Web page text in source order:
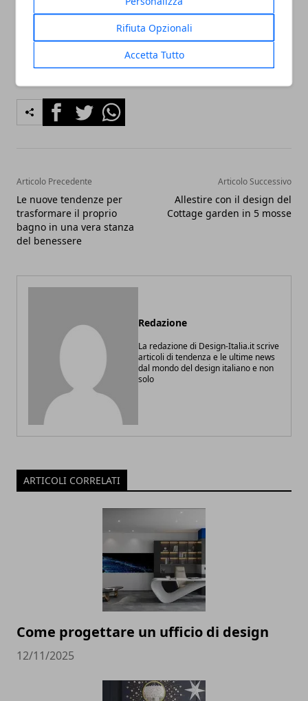
Rifiuta Opzionali
Accetta Tutto
delle piastrelle in ceramica.
FacebookTwitterWhatsapp
Articolo Precedente
Le nuove tendenze per
trasformare il proprio
bagno in una vera stanza
del benessere
Articolo Successivo
Allestire con il design del
Cottage garden in 5 mosse
Redazione
La redazione di Design-Italia.it scrive
articoli di tendenza e le ultime news
dal mondo del design italiano e non
solo
ARTICOLI CORRELATI
Come progettare un ufficio di design
12/11/2025